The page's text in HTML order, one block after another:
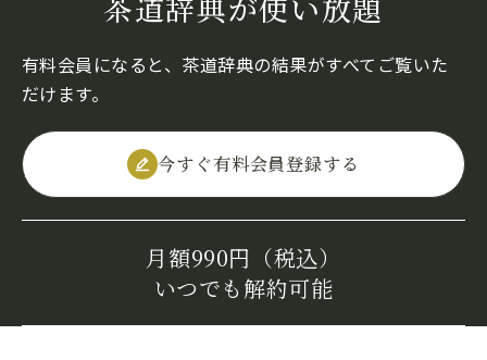
有料会員になると、茶道辞典の結果がすべてご覧いた
だけます。
今すぐ有料会員登録する
月額990円（税込）
いつでも解約可能